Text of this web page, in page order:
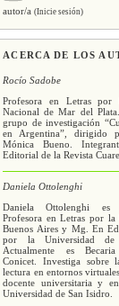
autor/a(Inicie sesión)
ACERCA DE LOS
Rocío Sadobe
Profesora en Letras por
Nacional de Mar del
grupo de investigación
en Argentina”, dirigido
Mónica Bueno.
Editorial de la Revista
Daniela Ottolenghi
Daniela Ottolenghi es
Profesora en Letras por la
Buenos Aires y Mg. En
por la Universidad de
Actualmente es
Conicet. Investiga sobre
lectura en entornos
docente universitaria y
Universidad de San Isidro.